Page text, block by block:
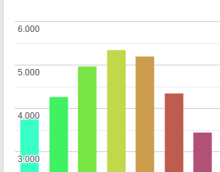
3.000
3.000
4.000
4.000
5.000
5.000
6.000
6.000